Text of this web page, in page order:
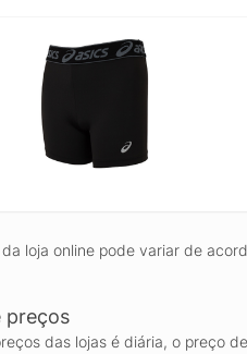
loja online pode variar de
preços
das lojas é diária, o preço